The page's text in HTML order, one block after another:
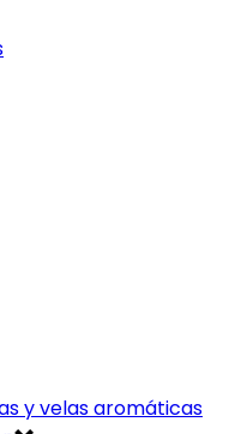
y velas aromáticas